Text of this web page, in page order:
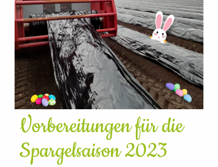
Vorbereitungen für die
Spargelsaison 2023